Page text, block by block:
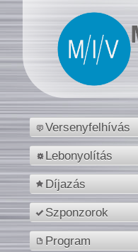
Versenyfelhívás
Lebonyolítás
Díjazás
Szponzorok
Program